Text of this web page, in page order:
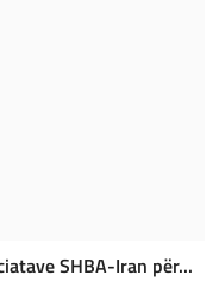
SHBA-Iran për...